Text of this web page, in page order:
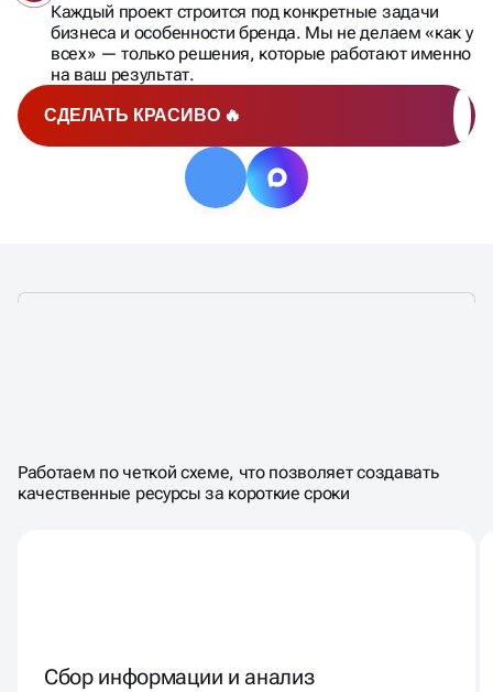
СДЕЛАТЬ КРАСИВО 🔥
Каждый проект строится под конкретные задачи
бизнеса и особенности бренда. Мы не делаем «как у
всех» — только решения, которые работают именно
на ваш результат.
САЙТА
НА ТИЛЬДЕ
Работаем по четкой схеме, что позволяет создавать
качественные ресурсы за короткие сроки
Сбор информации и анализ